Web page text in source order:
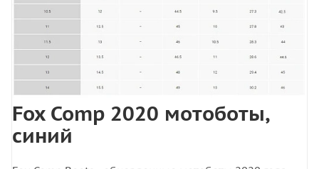
Fox Comp 2020 мотоботы,
синий